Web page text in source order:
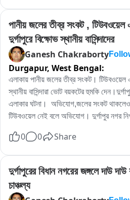
পানীয় জলের তীব্র সংকট , টিউবওয়েল
দুর্গাপুরে বিক্ষোভ স্থানীয় বাসিন্দাদের
Ganesh Chakraborty
Durgapur, West Bengal:
এলাকায় পানীয় জলের তীব্র সংকট। টিউবওয়েল
স্থানীয় বাসিন্দারা ভোট বয়কটের হুমকি
এলাকার ঘটনা।  অভিযোগ,জলের সংকট
টিউবওয়েল নেই বলে অভিযোগ। দুর্গাপুর নগর
করে স্থানীয় মানুষ বলে জানা গেছে।
0 0 Share
দুর্গাপুরের বিধান নগরের জঙ্গলে দাউ
চাঞ্চল্য